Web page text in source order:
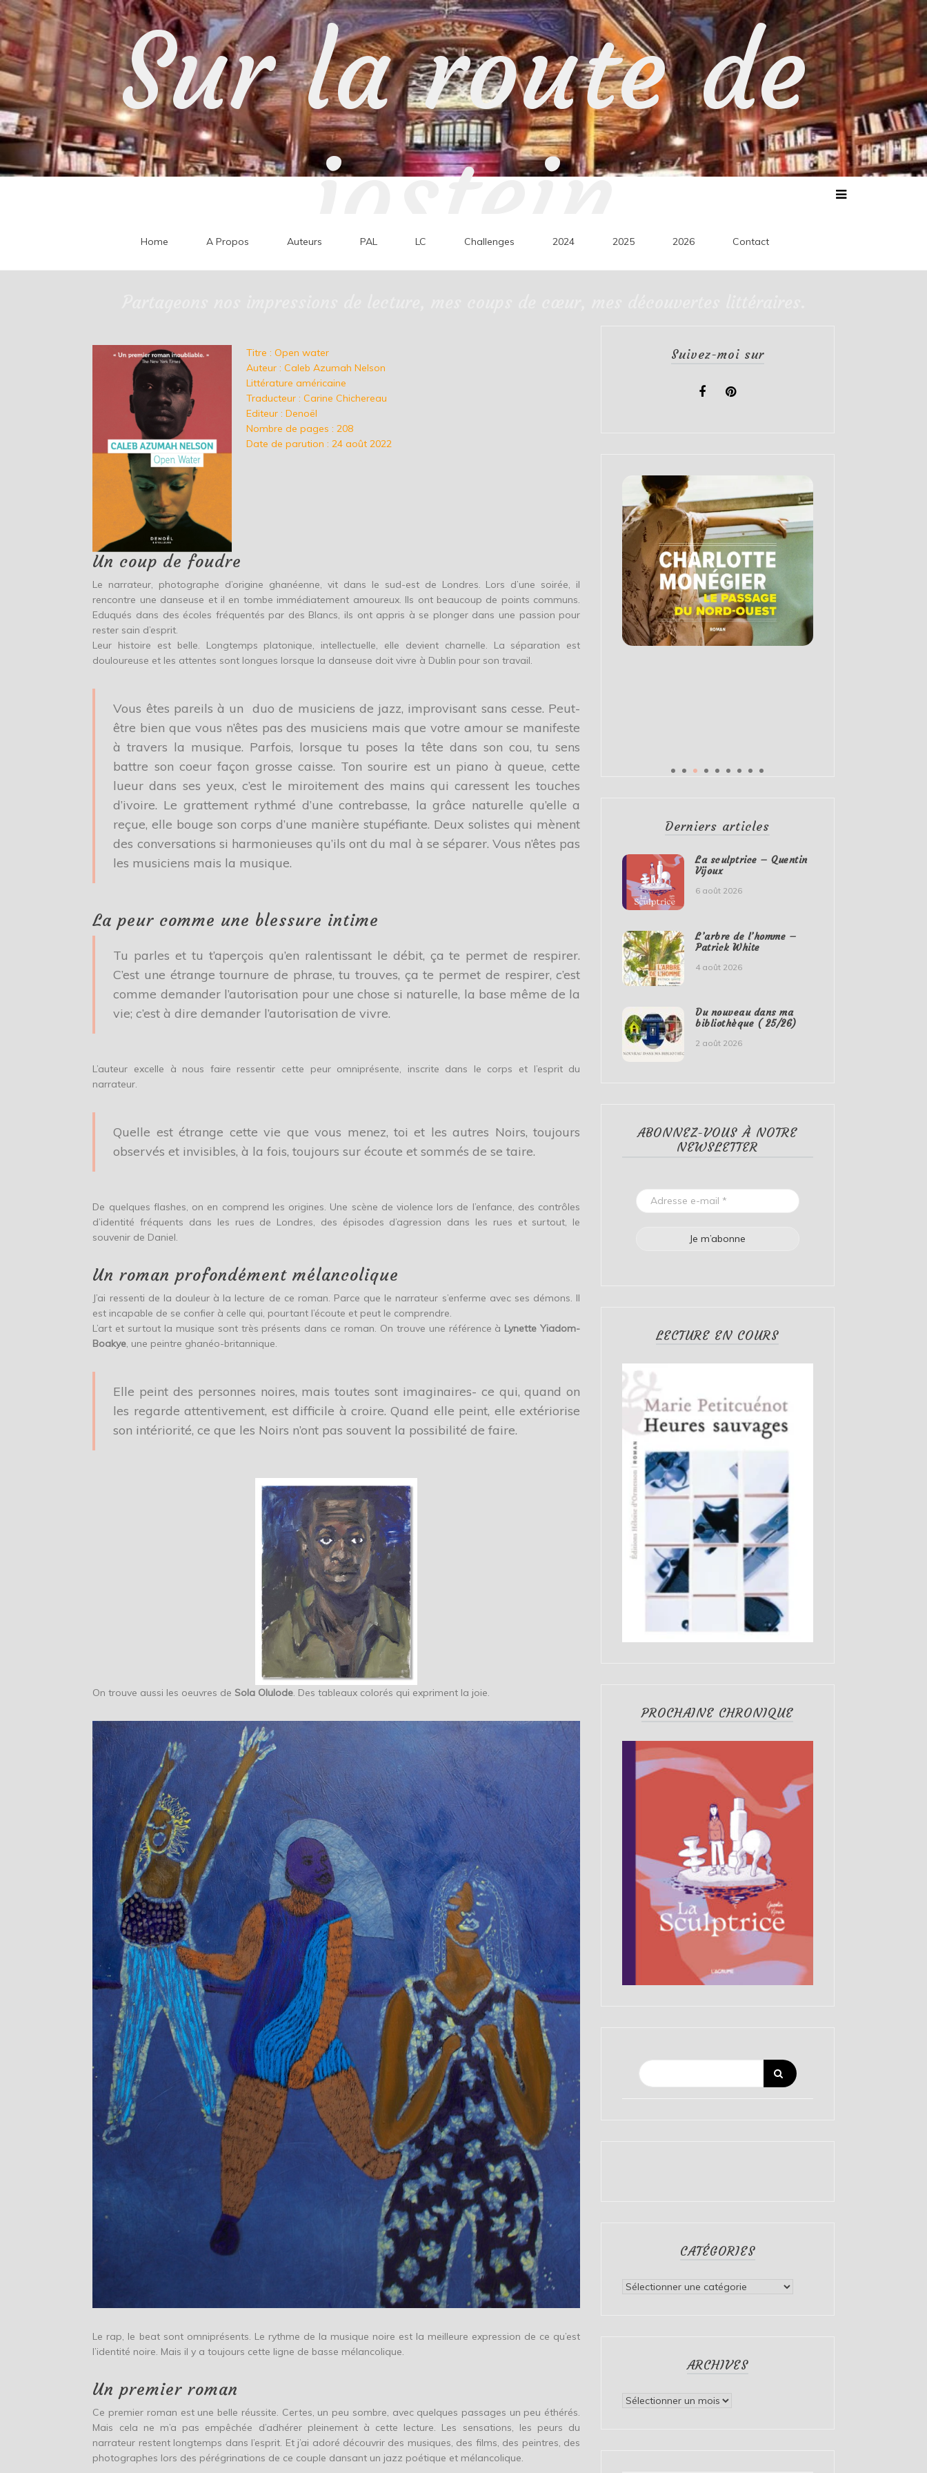
Skip
to
content
Sur la route de
jostein
Home A Propos Auteurs PAL LC Challenges 2024 2025 2026 Contact
Titre : Open water
Auteur : Caleb Azumah Nelson
Littérature américaine
Traducteur : Carine Chichereau
Editeur : Denoël
Nombre de pages : 208
Date de parution : 24 août 2022
Un coup de foudre
Le narrateur, photographe d’origine ghanéenne, vit dans le sud-est de Londres. Lors d’une soirée, il
rencontre une danseuse et il en tombe immédiatement amoureux. Ils ont beaucoup de points communs.
Eduqués dans des écoles fréquentés par des Blancs, ils ont appris à se plonger dans une passion pour
rester sain d’esprit.
Leur histoire est belle. Longtemps platonique, intellectuelle, elle devient charnelle. La séparation est
douloureuse et les attentes sont longues lorsque la danseuse doit vivre à Dublin pour son travail.
Vous êtes pareils à un duo de musiciens de jazz, improvisant sans cesse. Peut-
être bien que vous n’êtes pas des musiciens mais que votre amour se manifeste
à travers la musique. Parfois, lorsque tu poses la tête dans son cou, tu sens
battre son coeur façon grosse caisse. Ton sourire est un piano à queue, cette
lueur dans ses yeux, c’est le miroitement des mains qui caressent les touches
d’ivoire. Le grattement rythmé d’une contrebasse, la grâce naturelle qu’elle a
reçue, elle bouge son corps d’une manière stupéfiante. Deux solistes qui mènent
des conversations si harmonieuses qu’ils ont du mal à se séparer. Vous n’êtes pas
les musiciens mais la musique.
La peur comme une blessure intime
Tu parles et tu t’aperçois qu’en ralentissant le débit, ça te permet de respirer.
C’est une étrange tournure de phrase, tu trouves, ça te permet de respirer, c’est
comme demander l’autorisation pour une chose si naturelle, la base même de la
vie; c’est à dire demander l’autorisation de vivre.
L’auteur excelle à nous faire ressentir cette peur omniprésente, inscrite dans le corps et l’esprit du
narrateur.
Quelle est étrange cette vie que vous menez, toi et les autres Noirs, toujours
observés et invisibles, à la fois, toujours sur écoute et sommés de se taire.
De quelques flashes, on en comprend les origines. Une scène de violence lors de l’enfance, des contrôles
d’identité fréquents dans les rues de Londres, des épisodes d’agression dans les rues et surtout, le
souvenir de Daniel.
Un roman profondément mélancolique
J’ai ressenti de la douleur à la lecture de ce roman. Parce que le narrateur s’enferme avec ses démons. Il
est incapable de se confier à celle qui, pourtant l’écoute et peut le comprendre.
L’art et surtout la musique sont très présents dans ce roman. On trouve une référence à Lynette Yiadom-
Boakye, une peintre ghanéo-britannique.
Elle peint des personnes noires, mais toutes sont imaginaires- ce qui, quand on
les regarde attentivement, est difficile à croire. Quand elle peint, elle extériorise
son intériorité, ce que les Noirs n’ont pas souvent la possibilité de faire.
On trouve aussi les oeuvres de Sola Olulode. Des tableaux colorés qui expriment la joie.
Le rap, le beat sont omniprésents. Le rythme de la musique noire est la meilleure expression de ce qu’est
l’identité noire. Mais il y a toujours cette ligne de basse mélancolique.
Un premier roman
Ce premier roman est une belle réussite. Certes, un peu sombre, avec quelques passages un peu éthérés.
Mais cela ne m’a pas empêchée d’adhérer pleinement à cette lecture. Les sensations, les peurs du
narrateur restent longtemps dans l’esprit. Et j’ai adoré découvrir des musiques, des films, des peintres, des
photographes lors des pérégrinations de ce couple dansant un jazz poétique et mélancolique.
Suivez-moi sur
Derniers articles
La sculptrice – Quentin
Vijoux
6 août 2026
L’arbre de l’homme –
Patrick White
4 août 2026
Du nouveau dans ma
bibliothèque ( 25/26)
2 août 2026
ABONNEZ-VOUS À NOTRE
NEWSLETTER
LECTURE EN COURS
PROCHAINE CHRONIQUE
CATÉGORIES
Catégories
ARCHIVES
Archives